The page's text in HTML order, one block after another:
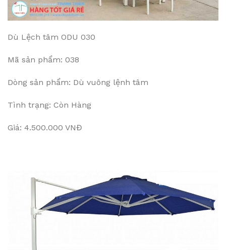
Dù Lệch tâm ODU 030
Mã sản phẩm: 038
Dòng sản phẩm: Dù vuông lệnh tâm
Tình trạng: Còn Hàng
Giá: 4.500.000 VNĐ